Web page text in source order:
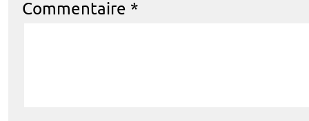
Commentaire *